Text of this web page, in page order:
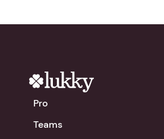
Pro
Teams